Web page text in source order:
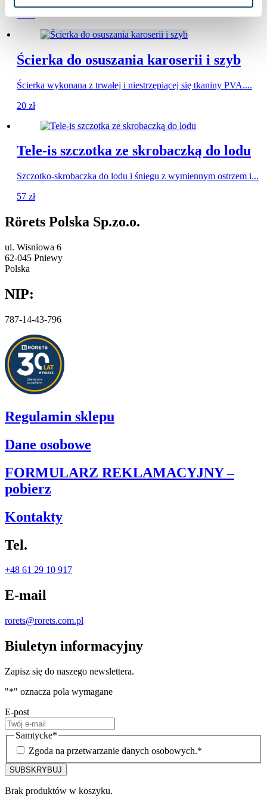
Ścierka do osuszania karoserii i szyb
Ścierka wykonana z trwałej i niestrzępiącej się tkaniny PVA....
20 zł
Tele-is szczotka ze skrobaczką do lodu
Szczotko-skrobaczka do lodu i śniegu z wymiennym ostrzem i...
57 zł
Rörets Polska Sp.zo.o.
ul. Wisniowa 6
62-045 Pniewy
Polska
NIP:
787-14-43-796
Regulamin sklepu
Dane osobowe
FORMULARZ REKLAMACYJNY –
pobierz
Kontakty
Tel.
+48 61 29 10 917
E-mail
rorets@rorets.com.pl
Biuletyn informacyjny
Zapisz się do naszego newslettera.
"*" oznacza pola wymagane
E-post
Samtycke*
Zgoda na przetwarzanie danych osobowych.*
Brak produktów w koszyku.